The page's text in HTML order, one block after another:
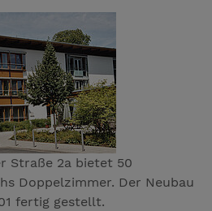
Straße 2a bietet 50
Doppelzimmer. Der Neubau
fertig gestellt.